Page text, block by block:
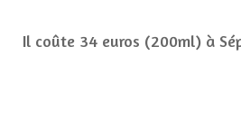
Il coûte 34 euros (200ml) à